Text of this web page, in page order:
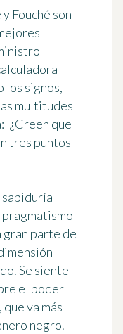
Fouché son
los signos,
multitudes
'¿Creen que
tres puntos
gran parte de
Se siente
el poder
va más
negro.